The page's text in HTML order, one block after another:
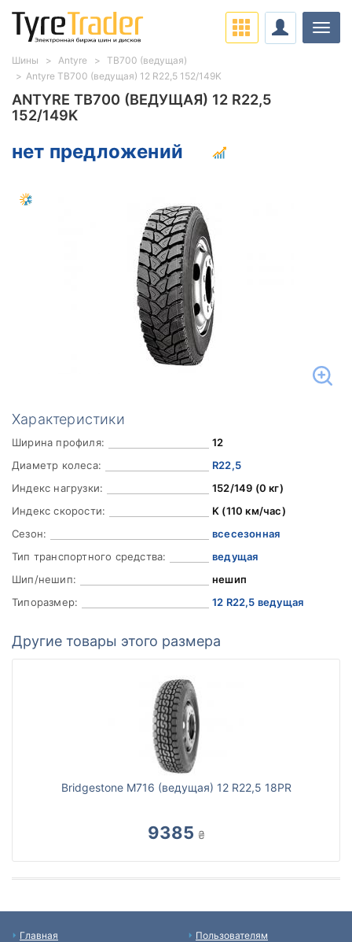
ANTYRE TB700 (ВЕДУЩАЯ) 12 R22,5
152/149K
нет предложений
Характеристики
Ширина профиля:
12
Диаметр колеса:
R22,5
Индекс нагрузки:
152/149 (0 кг)
Индекс скорости:
K (110 км/час)
Сезон:
всесезонная
Тип транспортного средства:
ведущая
Шип/нешип:
нешип
Типоразмер:
12 R22,5 ведущая
Другие товары этого размера
Bridgestone M716 (ведущая) 12 R22,5 18PR
9385 ₴
Шины Antyre
TB700 (ведущая)
Antyre TB700 (ведущая) 12 R22,5 152/149K
Главная
Пользователям